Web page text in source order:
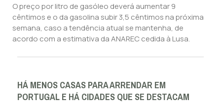
O preço por litro de gasóleo deverá aumentar 9
cêntimos e o da gasolina subir 3,5 cêntimos na próxima
semana, caso a tendência atual se mantenha, de
acordo com a estimativa da ANAREC cedida à Lusa.
HÁ MENOS CASAS PARA ARRENDAR EM
PORTUGAL E HÁ CIDADES QUE SE DESTACAM